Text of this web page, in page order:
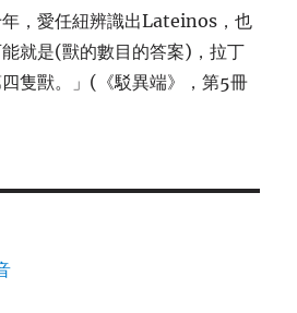
，愛任紐辨識出Lateinos，也
就是(獸的數目的答案)，拉丁
隻獸。」(《駁異端》，第5冊